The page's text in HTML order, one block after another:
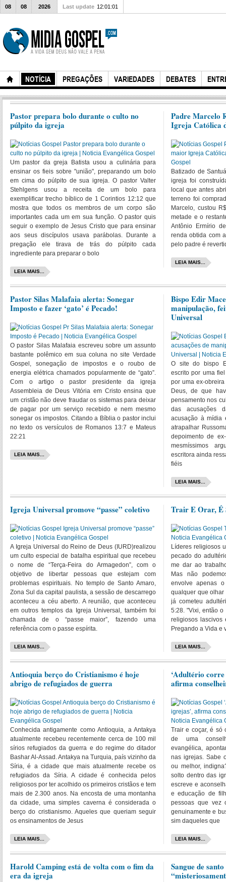
NOTÍCIA PREGAÇÕES VARIEDADES DEBATES
08 08 2026 Last update 12:01:01
Pastor prepara bolo durante o culto no
púlpito da igreja
Um pastor da greja Batista usou a culinária para
ensinar os fieis sobre "união", preparando um bolo
em cima do púlpito de sua igreja. O pastor Valter
Stehlgens usou a receita de um bolo para
exemplificar trecho bíblico de 1 Corintios 12:12 que
mostra que todos os membros de um corpo são
importantes cada um em sua função. O pastor quis
seguir o exemplo de Jesus Cristo que para ensinar
aos seus discípulos usava parábolas. Durante a
pregação ele tirava de trás do púlpito cada
ingrediente para preparar o bolo
LEIA MAIS...
Padre Marcelo
Igreja Católica
Batizado de
igreja foi
local que antes
terreno foi
Marcelo, custou
metade e o
Antônio Ermírio
renda obtida com
pelo padre é
LEIA MAIS...
Pastor Silas Malafaia alerta: Sonegar
Imposto e fazer ‘gato’ é Pecado!
O pastor Silas Malafaia escreveu sobre um assunto
bastante polêmico em sua coluna no site Verdade
Gospel, sonegação de impostos e o roubo de
energia elétrica chamados popularmente de “gato”.
Com o artigo o pastor presidente da igreja
Assembleia de Deus Vitória em Cristo ensina que
um cristão não deve fraudar os sistemas para deixar
de pagar por um serviço recebido e nem mesmo
sonegar os impostos. Citando a Bíblia o pastor inclui
no texto os versículos de Romanos 13:7 e Mateus
22:21
LEIA MAIS...
Bispo Edir
manipulação,
Universal
O site do bispo
escrito por uma
por uma ex-
Deus, de que
pensamento nos
das acusações
acusação à mídia
atrapalhar
depoimento de
mesmíssimos
escritora ainda
fiéis
LEIA MAIS...
Igreja Universal promove “passe” coletivo
A Igreja Universal do Reino de Deus (IURD)realizou
um culto especial de batalha espiritual que recebeu
o nome de “Terça-Feira do Armagedon”, com o
objetivo de libertar pessoas que estejam com
problemas espirituais. No templo de Santo Amaro,
Zona Sul da capital paulista, a sessão de descarrego
aconteceu a céu aberto. A reunião, que aconteceu
em outros templos da Igreja Universal, também foi
chamada de o “passe maior”, fazendo uma
referência com o passe espírita.
LEIA MAIS...
Trair E Orar, É
Líderes religiosos
pecado do
me dar ao
Mas não
envolve apenas
qualquer que olhar
já cometeu
5:28. "Vixi, então
religiosos lascivos
Pregando a Vida e
LEIA MAIS...
Antioquia berço do Cristianismo é hoje
abrigo de refugiados de guerra
Conhecida antigamente como Antioquia, a Antakya
atualmente recebeu recentemente cerca de 100 mil
sírios refugiados da guerra e do regime do ditador
Bashar Al-Assad. Antakya na Turquia, país vizinho da
Síria, é a cidade que mais atualmente recebe os
refugiados da Síria. A cidade é conhecida pelos
religiosos por ter acolhido os primeiros cristãos e tem
mais de 2.300 anos. Na encosta de uma montanha
da cidade, uma simples caverna é considerada o
berço do cristianismo. Aqueles que queriam seguir
os ensinamentos de Jesus
LEIA MAIS...
‘Adultério
afirma
Trair e coçar, é só
de uma
evangélica,
nas igrejas. Sabe
ou melhor,
solto dentro das
escreve e
e educação de
pessoas que vez
genuinamente e
sim daqueles que
LEIA MAIS...
Harold Camping está de volta com o fim da
era da igreja
Sangue de